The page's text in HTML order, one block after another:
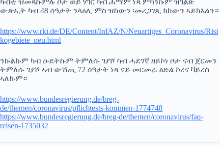
ካብቲ ዝመጻኩምሉ ቦታ ወይ ሃገር ካብ ሕማም ነጻ ምካንኩም ዝገልጽ
ውጽኢት ካብ 48 ሰዓታት ንላዕሊ ምስ ዝከውን ፡መረጋገጺ ክከውን ኣይክእልን።
https://www.rki.de/DE/Content/InfAZ/N/Neuartiges_Coronavirus/Risi
kogebiete_neu.html
ንኩልኩም ካብ ዑደትኩም ትምለሱ ገያሾ ካብ ሓደገኛ ዘይኮነ ቦታ ናብ ጀርመን
ትምለሱ ገያሾ ኣብ ውሽጢ 72 ሰዓታት ነጻ ናይ መርመራ ዕድል ኮረና ቫይረስ
ኣለኩም።
https://www.bundesregierung.de/breg-
de/themen/coronavirus/pflichtests-kommen-1774748
https://www.bundesregierung.de/breg-de/themen/coronavirus/faq-
reisen-1735032